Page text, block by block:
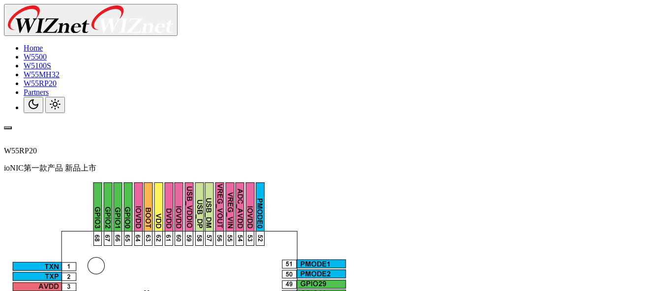
Home
W5500
W5100S
W55MH32
W55RP20
Partners
W55RP20
ioNIC第一款产品 新品上市